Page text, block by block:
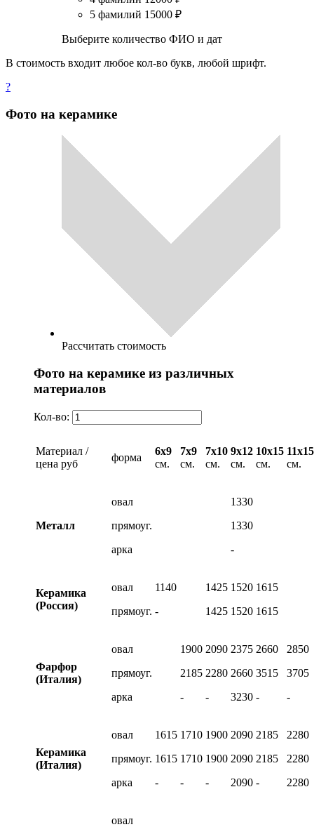
5 фамилий 15000 ₽
Выберите количество ФИО и дат
В стоимость входит любое кол-во букв, любой шрифт.
?
Фото на керамике
Рассчитать стоимость
Фото на керамике из различных
материалов
Кол-во:
Материал /
цена руб
форма
6х9
см.
7х9
см.
7х10
см.
9х12
см.
10х15
см.
11х15
см.
Металл
овал
прямоуг.
арка
1330
1330
-
Керамика
(Россия)
овал
прямоуг.
1140
-
1425
1425
1520
1520
1615
1615
Фарфор
(Италия)
овал
прямоуг.
арка
1900
2185
-
2090
2280
-
2375
2660
3230
2660
3515
-
2850
3705
-
Керамика
(Италия)
овал
прямоуг.
арка
1615
1615
-
1710
1710
-
1900
1900
-
2090
2090
2090
2185
2185
-
2280
2280
2280
овал